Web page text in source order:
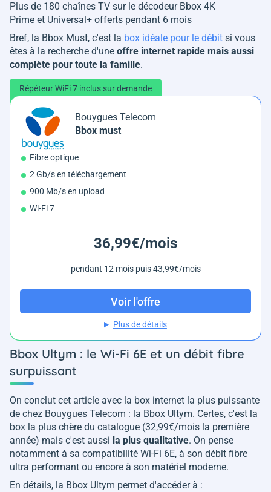
Plus de 180 chaînes TV sur le décodeur Bbox 4K
Prime et Universal+ offerts pendant 6 mois
Bref, la Bbox Must, c'est la box idéale pour le débit si vous
êtes à la recherche d'une offre internet rapide mais aussi
complète pour toute la famille.
Répéteur WiFi 7 inclus sur demande
Bouygues Telecom
Bbox must
Fibre optique
2 Gb/s en téléchargement
900 Mb/s en upload
Wi-Fi 7
36,99€/mois
pendant 12 mois puis 43,99€/mois
Voir l'offre
Plus de détails
Bbox Ultym : le Wi-Fi 6E et un débit fibre
surpuissant
On conclut cet article avec la box internet la plus puissante
de chez Bouygues Telecom : la Bbox Ultym. Certes, c'est la
box la plus chère du catalogue (32,99€/mois la première
année) mais c'est aussi la plus qualitative. On pense
notamment à sa compatibilité Wi-Fi 6E, à son débit fibre
ultra performant ou encore à son matériel moderne.
En détails, la Bbox Ultym permet d'accéder à :